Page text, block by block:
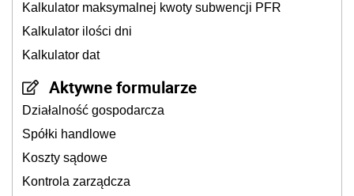
Kalkulator maksymalnej kwoty subwencji PFR
Kalkulator ilości dni
Kalkulator dat
Aktywne formularze
Działalność gospodarcza
Spółki handlowe
Koszty sądowe
Kontrola zarządcza